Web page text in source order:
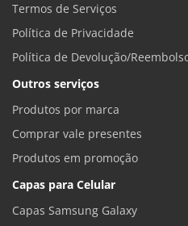
Termos de Serviços
Política de Privacidade
Política de Devolução/
Outros serviços
Produtos por marca
Comprar vale presentes
Produtos em promoção
Capas para Celular
Capas Samsung Galaxy